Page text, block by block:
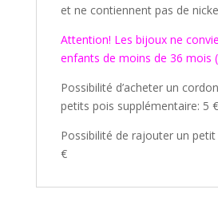
et ne contiennent pas de
Attention! Les bijoux ne
enfants de moins de 36 mois
Possibilité d’acheter un
petits pois supplémentaire: 5 €
Possibilité de rajouter un
€